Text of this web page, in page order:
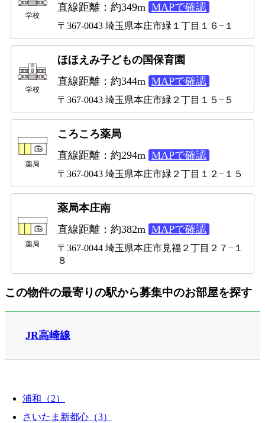
学校
直線距離：約349m MAPで確認
〒367-0043 埼玉県本庄市緑１丁目１６−１
学校
ほほえみ子どもの国保育園
直線距離：約344m MAPで確認
〒367-0043 埼玉県本庄市緑２丁目１５−５
薬局
ころころ薬局
直線距離：約294m MAPで確認
〒367-0043 埼玉県本庄市緑２丁目１２−１５
薬局
薬局本庄南
直線距離：約382m MAPで確認
〒367-0044 埼玉県本庄市見福２丁目２７−１
８
この物件の最寄りの駅から募集中のお部屋を探す
JR高崎線
浦和（2）
さいたま新都心（3）